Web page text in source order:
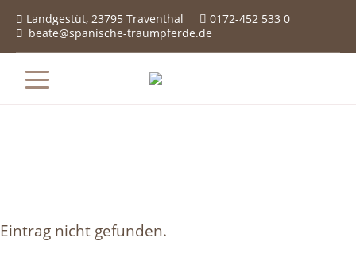
Landgestüt, 23795 Traventhal  0172-452 533 0
 beate@spanische-traumpferde.de
Eintrag nicht gefunden.